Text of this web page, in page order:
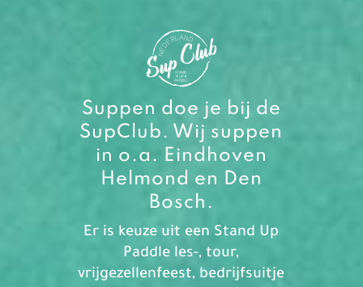
Suppen doe je bij de
SupClub. Wij suppen
in o.a. Eindhoven
Helmond en Den
Bosch.
Er is keuze uit een Stand Up
Paddle les-, tour,
vrijgezellenfeest, bedrijfsuitje